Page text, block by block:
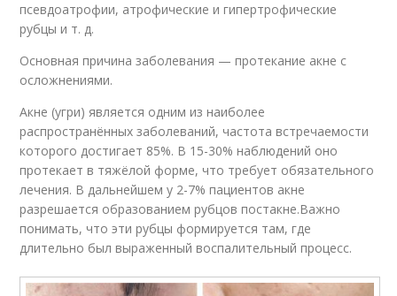
псевдоатрофии, атрофические и гипертрофические
рубцы и т. д.
Основная причина заболевания — протекание акне с
осложнениями.
Акне (угри) является одним из наиболее
распространённых заболеваний, частота встречаемости
которого достигает 85%. В 15-30% наблюдений оно
протекает в тяжёлой форме, что требует обязательного
лечения. В дальнейшем у 2-7% пациентов акне
разрешается образованием рубцов постакне.Важно
понимать, что эти рубцы формируется там, где
длительно был выраженный воспалительный процесс.